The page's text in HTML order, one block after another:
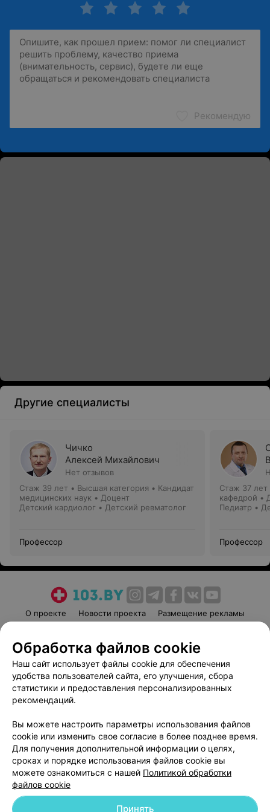
Рекомендую
Другие специалисты
Чичко
Алексей Михайлович
Нет отзывов
Стаж 39 лет • Высшая категория • Кандидат
медицинских наук • Доцент
Детский кардиолог • Детский ревматолог
Профессор
Стаж 37 лет
кафедрой •
Профессор
Педиатр •
Профессор
О проекте Новости проекта
Размещение рекламы
Пользовательское соглашение
Способы оплаты
Вакансии
Партнеры
Написать руководителю 103.by
Обработка персональных данных
Обработка файлов cookie
Наш сайт использует файлы cookie для обеспечения
удобства пользователей сайта, его улучшения, сбора
статистики и предоставления персонализированных
рекомендаций.
Вы можете настроить параметры использования файлов
cookie или изменить свое согласие в более позднее время.
Для получения дополнительной информации о целях,
сроках и порядке использования файлов cookie вы
можете ознакомиться с нашей Политикой обработки
файлов cookie
Принять